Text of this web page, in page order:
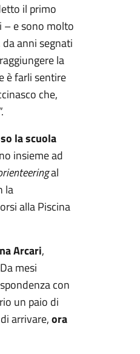
il primo
– e sono molto
anni segnati
la
è farli sentire
che,
la scuola
insieme ad
al
la
alla Piscina
Arcari,
mesi
con
un paio di
arrivare,ora